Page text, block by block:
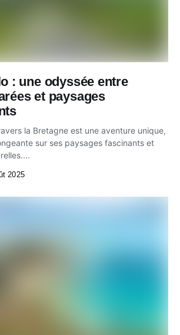
: une odyssée entre
et paysages
la Bretagne est une aventure unique,
sur ses paysages fascinants et
2025